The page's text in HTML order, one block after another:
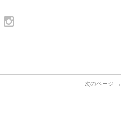
次のページ →